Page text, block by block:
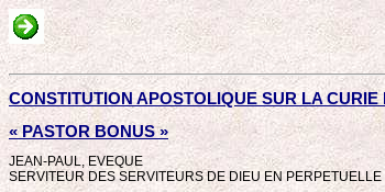
CONSTITUTION APOSTOLIQUE SUR LA CURIE
« PASTOR BONUS »
JEAN-PAUL, EVEQUE
SERVITEUR DES SERVITEURS DE DIEU EN PERPETUELLE